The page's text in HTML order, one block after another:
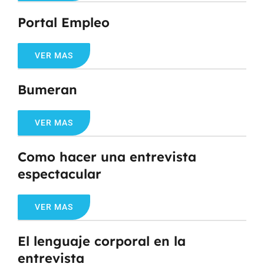
Portal Empleo
VER MAS
Bumeran
VER MAS
Como hacer una entrevista
espectacular
VER MAS
El lenguaje corporal en la
entrevista